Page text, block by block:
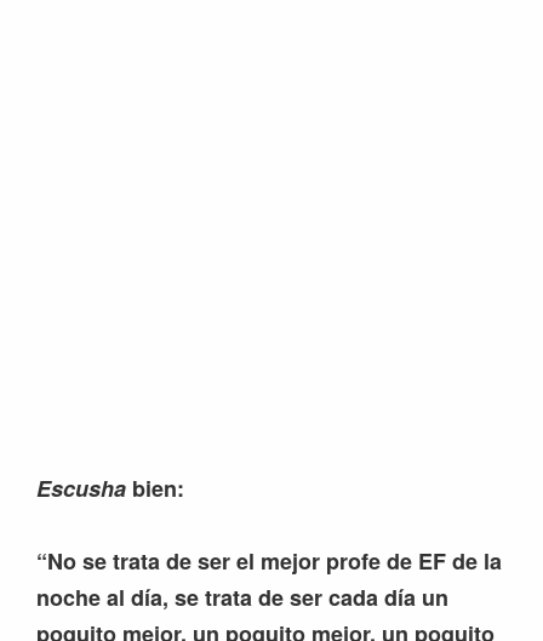
Escusha bien:
“No se trata de ser el mejor profe de EF de la
noche al día, se trata de ser cada día un
poquito mejor, un poquito mejor, un poquito